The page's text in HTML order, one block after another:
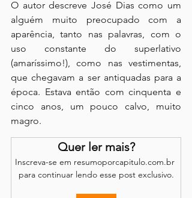
O autor descreve José Dias como um
alguém muito preocupado com a
aparência, tanto nas palavras, com o
uso constante do superlativo
(amaríssimo!), como nas vestimentas,
que chegavam a ser antiquadas para a
época. Estava então com cinquenta e
cinco anos, um pouco calvo, muito
magro.
Quer ler mais?
Inscreva-se em resumoporcapitulo.com.br
para continuar lendo esse post exclusivo.